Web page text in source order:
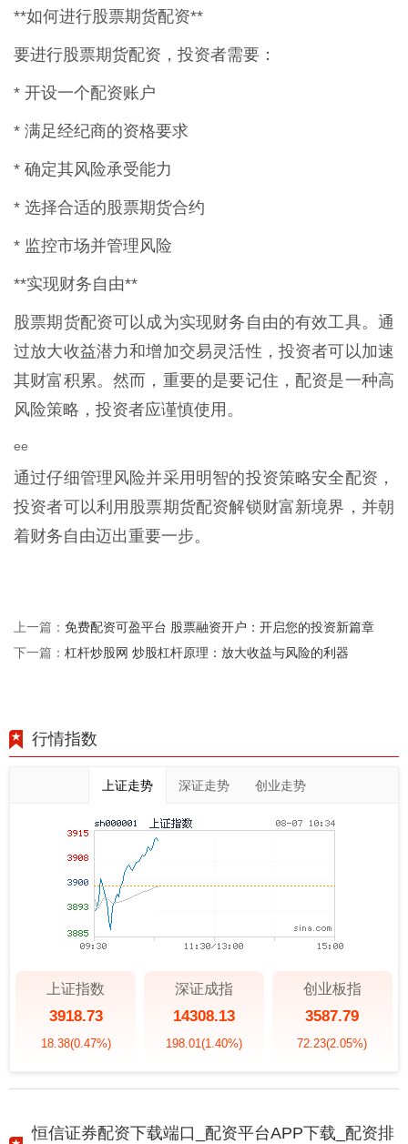
**如何进行股票期货配资**
要进行股票期货配资，投资者需要：
* 开设一个配资账户
* 满足经纪商的资格要求
* 确定其风险承受能力
* 选择合适的股票期货合约
* 监控市场并管理风险
**实现财务自由**
股票期货配资可以成为实现财务自由的有效工具。通
过放大收益潜力和增加交易灵活性，投资者可以加速
其财富积累。然而，重要的是要记住，配资是一种高
风险策略，投资者应谨慎使用。
ee
通过仔细管理风险并采用明智的投资策略安全配资，
投资者可以利用股票期货配资解锁财富新境界，并朝
着财务自由迈出重要一步。
上一篇： 免费配资可盈平台 股票融资开户：开启您的投资新篇章
下一篇： 杠杆炒股网 炒股杠杆原理：放大收益与风险的利器
行情指数
上证走势 深证走势 创业走势
上证指数
3918.73
18.38(0.47%)
深证成指
14308.13
198.01(1.40%)
创业板指
3587.79
72.23(2.05%)
恒信证券配资下载端口_配资平台APP下载_配资排